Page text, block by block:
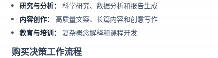
研究与分析：
科学研究、数据分析和报告生成
内容创作：
高质量文案、长篇内容和创意写作
教育与培训：
复杂概念解释和课程开发
购买决策工作流程